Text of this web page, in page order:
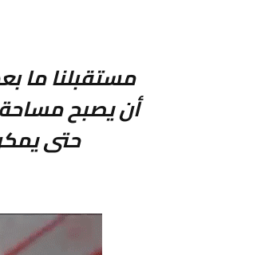
مستقبلنا ما
أن يصبح
حتى